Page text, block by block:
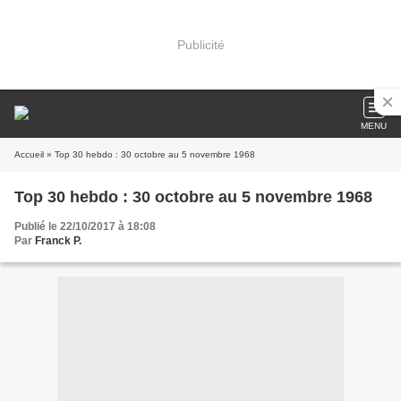
Publicité
MENU
Accueil » Top 30 hebdo : 30 octobre au 5 novembre 1968
Top 30 hebdo : 30 octobre au 5 novembre 1968
Publié le 22/10/2017 à 18:08
Par Franck P.